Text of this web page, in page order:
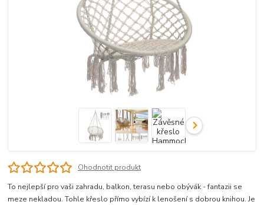
Ohodnotit produkt
To nejlepší pro vaši zahradu, balkon, terasu nebo obývák - fantazii se
meze nekladou. Tohle křeslo přímo vybízí k lenošení s dobrou knihou. Je